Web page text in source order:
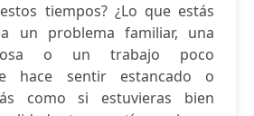
tiempos? ¿Lo que estás
un problema familiar, una
o un trabajo poco
hace sentir estancado o
como si estuvieras bien